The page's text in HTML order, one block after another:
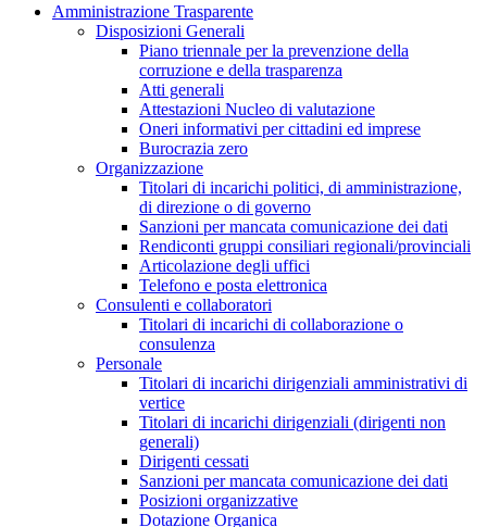
Amministrazione Trasparente
Disposizioni Generali
Piano triennale per la prevenzione della
corruzione e della trasparenza
Atti generali
Attestazioni Nucleo di valutazione
Oneri informativi per cittadini ed imprese
Burocrazia zero
Organizzazione
Titolari di incarichi politici, di amministrazione,
di direzione o di governo
Sanzioni per mancata comunicazione dei dati
Rendiconti gruppi consiliari regionali/provinciali
Articolazione degli uffici
Telefono e posta elettronica
Consulenti e collaboratori
Titolari di incarichi di collaborazione o
consulenza
Personale
Titolari di incarichi dirigenziali amministrativi di
vertice
Titolari di incarichi dirigenziali (dirigenti non
generali)
Dirigenti cessati
Sanzioni per mancata comunicazione dei dati
Posizioni organizzative
Dotazione Organica